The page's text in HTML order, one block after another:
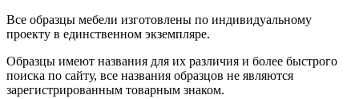
Все образцы мебели изготовлены по индивидуальному
проекту в единственном экземпляре.
Образцы имеют названия для их различия и более быстрого
поиска по сайту, все названия образцов не являются
зарегистрированным товарным знаком.